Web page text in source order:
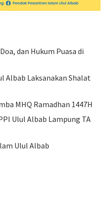
dan Hukum Puasa di
Albab Laksanakan Shalat
MHQ Ramadhan 1447H
Ulul Albab Lampung TA
Ulul Albab